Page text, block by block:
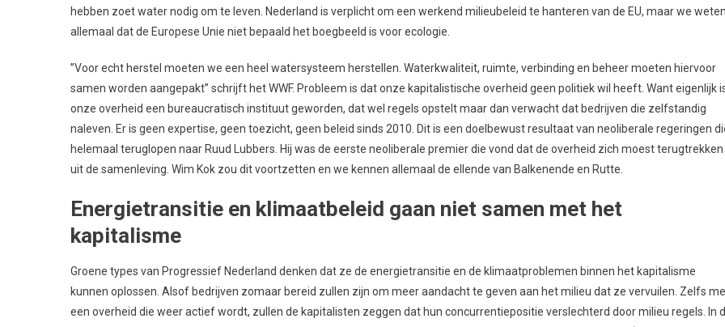
hebben zoet water nodig om te leven. Nederland is verplicht om een werkend milieubeleid te hanteren van de EU, maar we
allemaal dat de Europese Unie niet bepaald het boegbeeld is voor ecologie.
’’Voor echt herstel moeten we een heel watersysteem herstellen. Waterkwaliteit, ruimte, verbinding en beheer moeten hiervoor
samen worden aangepakt’’ schrijft het WWF. Probleem is dat onze kapitalistische overheid geen politiek wil heeft. Want eigenlijk
onze overheid een bureaucratisch instituut geworden, dat wel regels opstelt maar dan verwacht dat bedrijven die zelfstandig
naleven. Er is geen expertise, geen toezicht, geen beleid sinds 2010. Dit is een doelbewust resultaat van neoliberale regeringen
helemaal teruglopen naar Ruud Lubbers. Hij was de eerste neoliberale premier die vond dat de overheid zich moest terugtrekken
uit de samenleving. Wim Kok zou dit voortzetten en we kennen allemaal de ellende van Balkenende en Rutte.
Energietransitie en klimaatbeleid gaan niet samen met het
kapitalisme
Groene types van Progressief Nederland denken dat ze de energietransitie en de klimaatproblemen binnen het kapitalisme
kunnen oplossen. Alsof bedrijven zomaar bereid zullen zijn om meer aandacht te geven aan het milieu dat ze vervuilen. Zelfs
een overheid die weer actief wordt, zullen de kapitalisten zeggen dat hun concurrentiepositie verslechterd door milieu regels. In